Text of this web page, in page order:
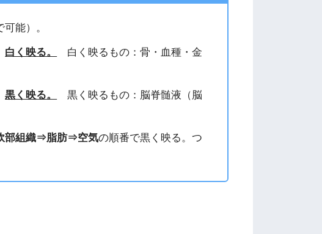
能）。
白く映る。 白く映るもの：骨・血種・金
黒く映る。 黒く映るもの：脳脊髄液（脳
部組織⇒脂肪⇒空気の順番で黒く映る。つ